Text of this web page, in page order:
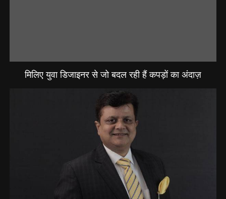
मिलिए युवा डिजाइनर से जो बदल रही हैं कपड़ों का अंदाज़